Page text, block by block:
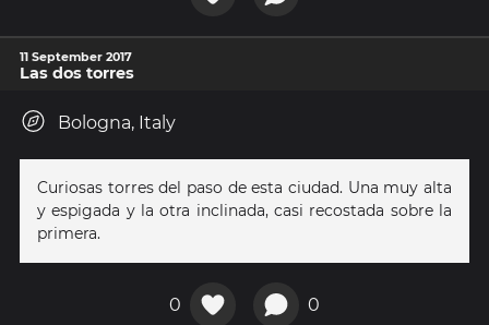
11 September 2017
Las dos torres
Bologna, Italy
Curiosas torres del paso de esta ciudad. Una muy alta
y espigada y la otra inclinada, casi recostada sobre la
primera.
0 0